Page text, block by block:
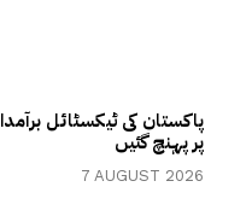
پاکستان کی ٹیکسٹائل
پر پہنچ گئیں
7 AUGUST 2026